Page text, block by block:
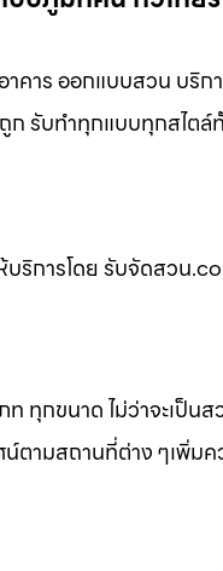
าร ออกแบบสวน บริ
ถูก รับทำทุกแบบทุกสไ
ริการโดย รับจัดสวน
ทุกขนาด ไม่ว่าจะเป็น
ตามสถานที่ต่าง ๆเพิ่ม